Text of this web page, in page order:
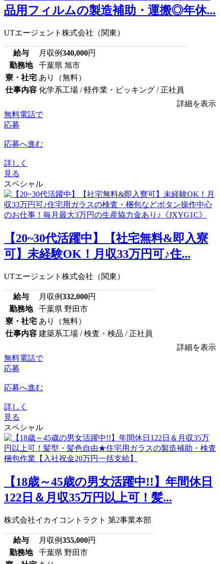
品用フィルムの製造補助・運搬◎年休...
UTエージェント株式会社（関東）
給与 月収例340,000円
勤務地
千葉県 旭市
寮・社宅 あり（無料）
仕事内容 化学系工場 / 軽作業・ピッキング / 正社員
詳細を表示
無料電話で
応募
応募へ進む
詳しく
見る
スペシャル
【20~30代活躍中】【社宅無料&即入寮
可】未経験OK！月収33万円可♪住...
UTエージェント株式会社（関東）
給与 月収例332,000円
勤務地
千葉県 野田市
寮・社宅 あり（無料）
仕事内容 建築系工場 / 検査・検品 / 正社員
詳細を表示
無料電話で
応募
応募へ進む
詳しく
見る
スペシャル
【18歳～45歳の男女活躍中!!】年間休日
122日＆月収35万円以上可！髪...
株式会社イカイコントラクト 第2事業本部
給与 月収例355,000円
勤務地
千葉県 野田市